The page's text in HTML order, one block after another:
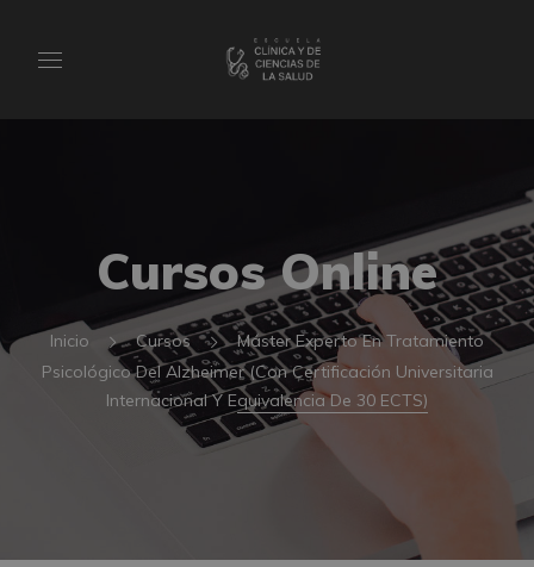
Cursos Online
Inicio Cursos
Máster Experto En Tratamiento
Psicológico Del Alzheimer (Con Certificación Universitaria
Internacional Y Equivalencia De 30 ECTS)